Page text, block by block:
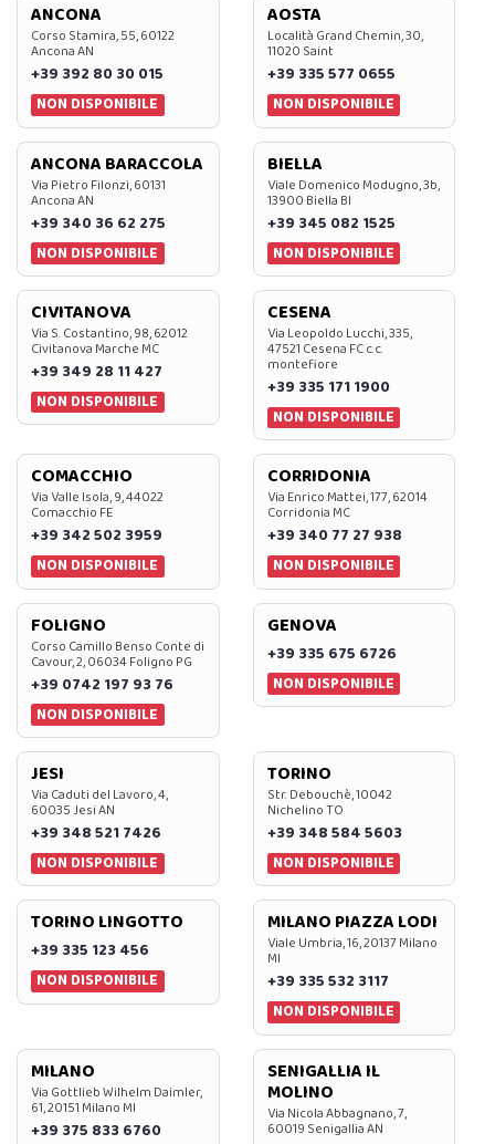
ANCONA
Corso Stamira, 55, 60122
Ancona AN
+39 392 80 30 015
NON DISPONIBILE
AOSTA
Località Grand Chemin, 30,
11020 Saint
+39 335 577 0655
NON DISPONIBILE
ANCONA BARACCOLA
Via Pietro Filonzi, 60131
Ancona AN
+39 340 36 62 275
NON DISPONIBILE
BIELLA
Viale Domenico Modugno, 3b,
13900 Biella BI
+39 345 082 1525
NON DISPONIBILE
CIVITANOVA
Via S. Costantino, 98, 62012
Civitanova Marche MC
+39 349 28 11 427
NON DISPONIBILE
CESENA
Via Leopoldo Lucchi, 335,
47521 Cesena FC c.c.
montefiore
+39 335 171 1900
NON DISPONIBILE
COMACCHIO
Via Valle Isola, 9, 44022
Comacchio FE
+39 342 502 3959
NON DISPONIBILE
CORRIDONIA
Via Enrico Mattei, 177, 62014
Corridonia MC
+39 340 77 27 938
NON DISPONIBILE
FOLIGNO
Corso Camillo Benso Conte di
Cavour, 2, 06034 Foligno PG
+39 0742 197 93 76
NON DISPONIBILE
GENOVA
+39 335 675 6726
NON DISPONIBILE
JESI
Via Caduti del Lavoro, 4,
60035 Jesi AN
+39 348 521 7426
NON DISPONIBILE
TORINO
Str. Debouchè, 10042
Nichelino TO
+39 348 584 5603
NON DISPONIBILE
TORINO LINGOTTO
+39 335 123 456
NON DISPONIBILE
MILANO PIAZZA LODI
Viale Umbria, 16, 20137 Milano
MI
+39 335 532 3117
NON DISPONIBILE
MILANO
Via Gottlieb Wilhelm Daimler,
61, 20151 Milano MI
+39 375 833 6760
SENIGALLIA IL
MOLINO
Via Nicola Abbagnano, 7,
60019 Senigallia AN